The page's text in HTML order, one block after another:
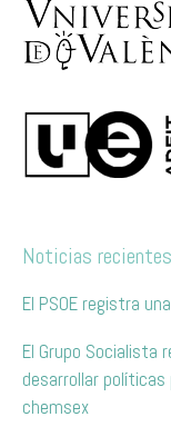
Noticias recientes
El PSOE registra
El Grupo Socialista
desarrollar
chemsex